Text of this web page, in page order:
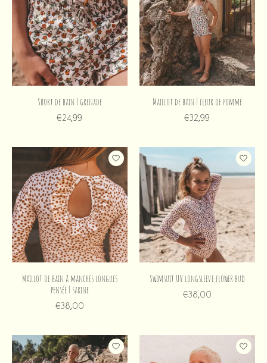
Short de bain | grenade
€24,99
Maillot de bain | fleur de pomme
€32,99
Maillot de bain à manches longues
pensée | sarine
€38,00
Swimsuit UV longsleeve flower bud
€38,00